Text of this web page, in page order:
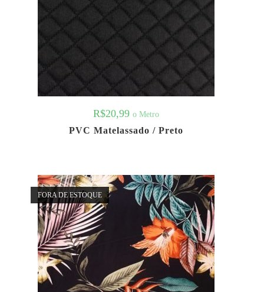
R$20,99 o Metro
PVC Matelassado / Preto
FORA DE ESTOQUE